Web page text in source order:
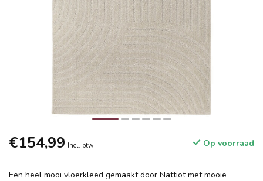
€154,99 Incl. btw Op voorraad
Een heel mooi vloerkleed gemaakt door Nattiot met mooie